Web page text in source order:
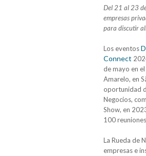
Del 21 al 23
empresas
para discutir
Los eventos
Connect
de mayo en
Amarelo, en
oportunidad
Negocios,
Show, en
100
La Rueda de
empresas e